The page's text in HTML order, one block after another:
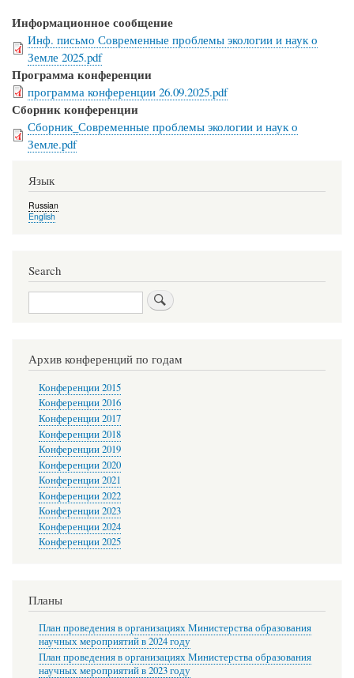
Информационное сообщение
Инф. письмо Современные проблемы экологии и наук о
Земле 2025.pdf
Программа конференции
программа конференции 26.09.2025.pdf
Сборник конференции
Сборник_Современные проблемы экологии и наук о
Земле.pdf
Язык
Russian
English
Search
Search
Архив конференций по годам
Конференции 2015
Конференции 2016
Конференции 2017
Конференции 2018
Конференции 2019
Конференции 2020
Конференции 2021
Конференции 2022
Конференции 2023
Конференции 2024
Конференции 2025
Планы
План проведения в организациях Министерства образования
научных мероприятий в 2024 году
План проведения в организациях Министерства образования
научных мероприятий в 2023 году